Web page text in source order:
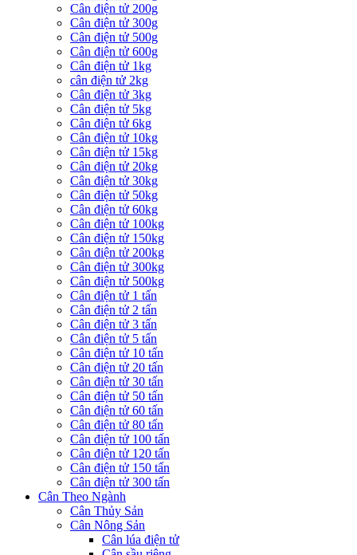
Cân điện tử 200g
Cân điện tử 300g
Cân điện tử 500g
Cân điện tử 600g
Cân điện tử 1kg
cân điện tử 2kg
Cân điện tử 3kg
Cân điện tử 5kg
Cân điện tử 6kg
Cân điện tử 10kg
Cân điện tử 15kg
Cân điện tử 20kg
Cân điện tử 30kg
Cân điện tử 50kg
Cân điện tử 60kg
Cân điện tử 100kg
Cân điện tử 150kg
Cân điện tử 200kg
Cân điện tử 300kg
Cân điện tử 500kg
Cân điện tử 1 tấn
Cân điện tử 2 tấn
Cân điện tử 3 tấn
Cân điện tử 5 tấn
Cân điện tử 10 tấn
Cân điện tử 20 tấn
Cân điện tử 30 tấn
Cân điện tử 50 tấn
Cân điện tử 60 tấn
Cân điện tử 80 tấn
Cân điện tử 100 tấn
Cân điện tử 120 tấn
Cân điện tử 150 tấn
Cân điện tử 300 tấn
Cân Theo Ngành
Cân Thủy Sản
Cân Nông Sản
Cân lúa điện tử